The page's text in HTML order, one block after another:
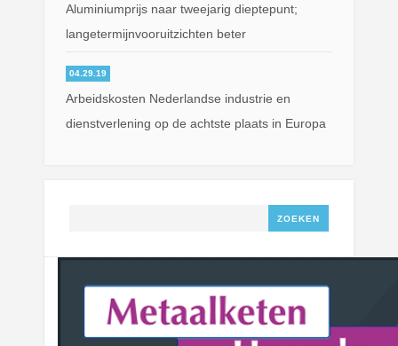
Aluminiumprijs naar tweejarig dieptepunt;
langetermijnvooruitzichten beter
04.29.19
Arbeidskosten Nederlandse industrie en
dienstverlening op de achtste plaats in Europa